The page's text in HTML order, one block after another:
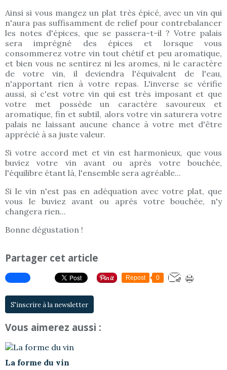
Ainsi si vous mangez un plat très épicé, avec un vin qui
n'aura pas suffisamment de relief pour contrebalancer
les notes d'épices, que se passera-t-il ? Votre palais
sera imprégné des épices et lorsque vous
consommerez votre vin tout chétif et peu aromatique,
et bien vous ne sentirez ni les aromes, ni le caractère
de votre vin, il deviendra l'équivalent de l'eau,
n'apportant rien à votre repas. L'inverse se vérifie
aussi, si c'est votre vin qui est très imposant et que
votre met possède un caractère savoureux et
aromatique, fin et subtil, alors votre vin saturera votre
palais ne laissant aucune chance à votre met d'être
apprécié à sa juste valeur.
Si votre accord met et vin est harmonieux, que vous
buviez votre vin avant ou après votre bouchée,
l'équilibre étant là, l'ensemble sera agréable...
Si le vin n'est pas en adéquation avec votre plat, que
vous le buviez avant ou après votre bouchée, n'y
changera rien...
Bonne dégustation !
Partager cet article
Repost 0
S'inscrire à la newsletter
Vous aimerez aussi :
La forme du vin